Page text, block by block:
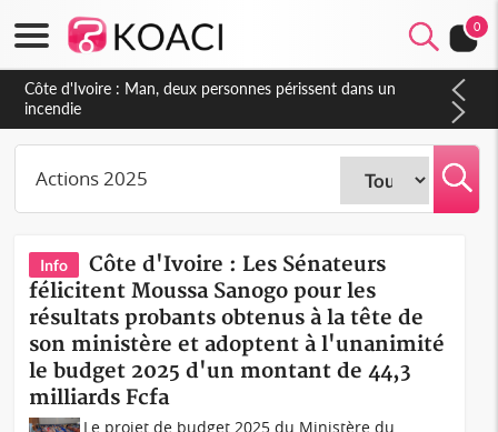
0
Côte d'Ivoire : Man, deux personnes périssent dans un
incendie
Info
Côte d'Ivoire : Les Sénateurs
félicitent Moussa Sanogo pour les
résultats probants obtenus à la tête de
son ministère et adoptent à l'unanimité
le budget 2025 d'un montant de 44,3
milliards Fcfa
Le projet de budget 2025 du Ministère du